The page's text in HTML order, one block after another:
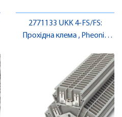
2771133 UKK 4-FS/FS:
Прохідна клема , Pheonix